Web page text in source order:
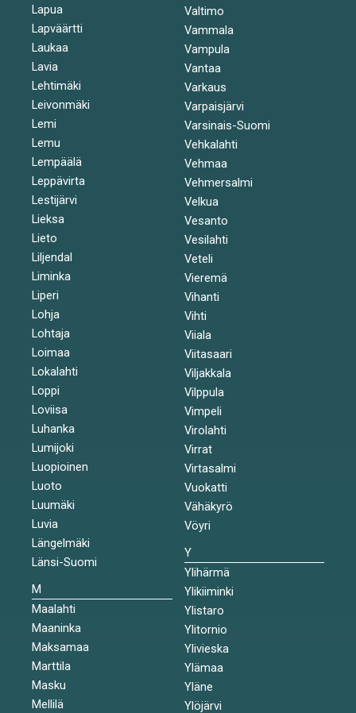
Lapua
Lapväärtti
Laukaa
Lavia
Lehtimäki
Leivonmäki
Lemi
Lemu
Lempäälä
Leppävirta
Lestijärvi
Lieksa
Lieto
Liljendal
Liminka
Liperi
Lohja
Lohtaja
Loimaa
Lokalahti
Loppi
Loviisa
Luhanka
Lumijoki
Luopioinen
Luoto
Luumäki
Luvia
Längelmäki
Länsi-Suomi
M
Maalahti
Maaninka
Maksamaa
Marttila
Masku
Mellilä
Valtimo
Vammala
Vampula
Vantaa
Varkaus
Varpaisjärvi
Varsinais-Suomi
Vehkalahti
Vehmaa
Vehmersalmi
Velkua
Vesanto
Vesilahti
Veteli
Vieremä
Vihanti
Vihti
Viiala
Viitasaari
Viljakkala
Vilppula
Vimpeli
Virolahti
Virrat
Virtasalmi
Vuokatti
Vähäkyrö
Vöyri
Y
Ylihärmä
Ylikiiminki
Ylistaro
Ylitornio
Ylivieska
Ylämaa
Yläne
Ylöjärvi